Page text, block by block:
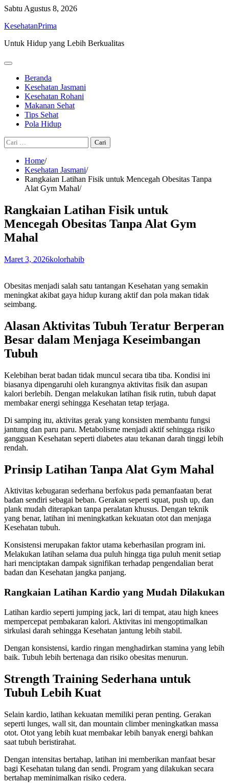
Skip
content
Sabtu Agustus 8, 2026
KesehatanPrima
Untuk Hidup yang Lebih Berkualitas
Beranda
Kesehatan Jasmani
Kesehatan Rohani
Makanan Sehat
Tips Sehat
Pola Hidup
Cari
untuk:
Home
Kesehatan Jasmani
Rangkaian Latihan Fisik untuk Mencegah Obesitas Tanpa
Alat Gym Mahal
Rangkaian Latihan Fisik untuk
Mencegah Obesitas Tanpa Alat Gym
Mahal
Maret 3, 2026kolorhabib
Obesitas menjadi salah satu tantangan Kesehatan yang semakin
meningkat akibat gaya hidup kurang aktif dan pola makan tidak
seimbang.
Alasan Aktivitas Tubuh Teratur Berperan
Besar dalam Menjaga Keseimbangan
Tubuh
Kelebihan berat badan tidak muncul secara tiba tiba. Kondisi ini
biasanya dipengaruhi oleh kurangnya aktivitas fisik dan asupan
kalori berlebih. Dengan melakukan latihan fisik rutin, tubuh dapat
membakar energi sehingga Kesehatan tetap terjaga.
Di samping itu, aktivitas gerak yang konsisten membantu fungsi
jantung dan paru paru. Metabolisme menjadi aktif sehingga risiko
gangguan Kesehatan seperti diabetes atau tekanan darah tinggi lebih
rendah.
Prinsip Latihan Tanpa Alat Gym Mahal
Aktivitas kebugaran sederhana berfokus pada pemanfaatan berat
badan sendiri sebagai beban. Gerakan seperti squat, push up, dan
plank mudah diterapkan tanpa peralatan khusus. Dengan teknik
yang benar, latihan ini meningkatkan kekuatan otot dan menjaga
Kesehatan tubuh.
Konsistensi merupakan faktor utama keberhasilan program ini.
Melakukan latihan selama dua puluh hingga tiga puluh menit setiap
hari menciptakan dampak signifikan terhadap pengendalian berat
badan dan Kesehatan jangka panjang.
Rangkaian Latihan Kardio yang Mudah Dilakukan
Latihan kardio seperti jumping jack, lari di tempat, atau high knees
mempercepat pembakaran kalori. Aktivitas ini mengoptimalkan
sirkulasi darah sehingga Kesehatan jantung lebih stabil.
Dengan konsistensi, kardio ringan menghadirkan stamina yang lebih
baik. Tubuh lebih bertenaga dan risiko obesitas menurun.
Strength Training Sederhana untuk
Tubuh Lebih Kuat
Selain kardio, latihan kekuatan memiliki peran penting. Gerakan
seperti lunges, wall sit, dan mountain climber meningkatkan massa
otot. Otot yang lebih kuat membakar lebih banyak energi bahkan
saat tubuh beristirahat.
Dengan intensitas bertahap, latihan ini memberikan manfaat besar
bagi Kesehatan tulang dan sendi. Program yang dilakukan secara
bertahap meminimalkan risiko cedera.